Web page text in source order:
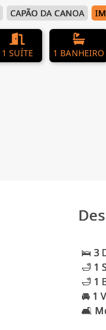
CAPÃO DA CANOA
1 SUÍTE 1 BANHEIRO
🛌 3
🛁 1
🛁 1
🚘 1